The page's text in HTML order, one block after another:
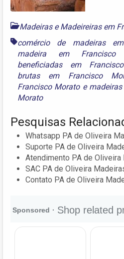
Madeiras e Madeireiras em
comércio de madeiras
madeira em Francisco
beneficiadas em
brutas em Francisco
Francisco Moratoe
Morato
Pesquisas
Whatsapp PA de Oliveira
Suporte PA de Oliveira
Atendimento PA de Oliveira
SAC PA de Oliveira
Contato PA de Oliveira